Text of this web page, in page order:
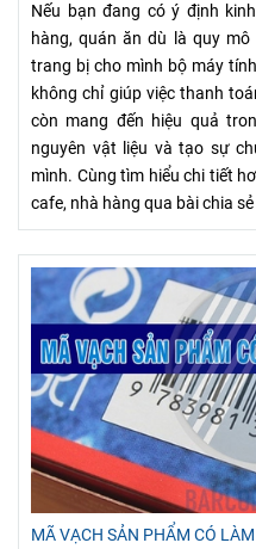
Nếu bạn đang có ý định
hàng, quán ăn dù là quy
trang bị cho mình bộ máy
không chỉ giúp việc thanh
còn mang đến hiệu quả
nguyên vật liệu và tạo sự
mình. Cùng tìm hiểu chi tiết
cafe, nhà hàng qua bài chia
MÃ VẠCH SẢN PHẨM CÓ